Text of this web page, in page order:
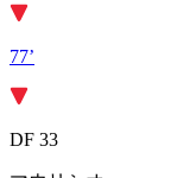
77’
DF 33